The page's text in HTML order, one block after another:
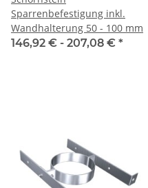
Sparrenbefestigung inkl.
Wandhalterung 50 - 100 mm
146,92 € - 207,08 € *